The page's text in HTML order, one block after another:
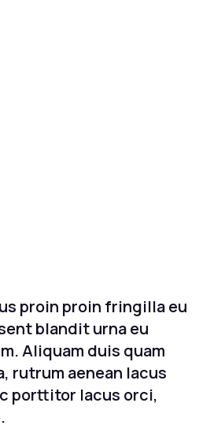
proin proin fringilla eu
blandit urna eu
Aliquam duis quam
rutrum aenean lacus
porttitor lacus orci,